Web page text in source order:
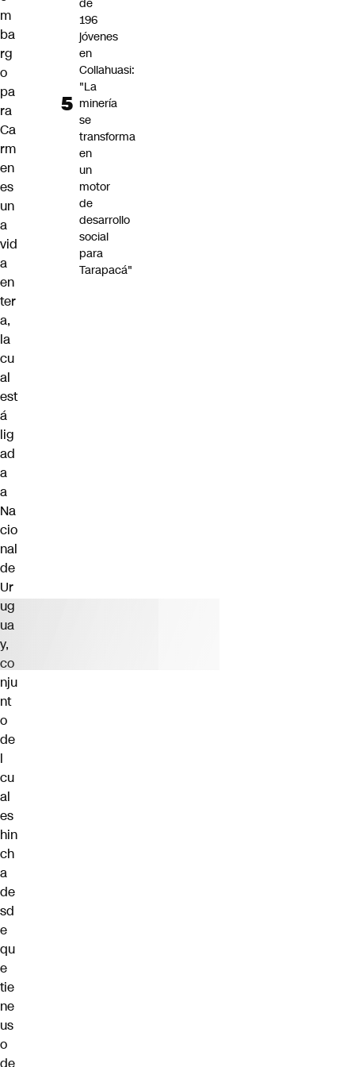
m
ba
rg
o
pa
ra
Ca
rm
en
es
un
a
vid
a
en
ter
a,
la
cu
al
est
á
lig
ad
a
a
Na
cio
nal
de
Ur
ug
ua
y,
co
nju
nt
o
de
l
cu
al
es
hin
ch
a
de
sd
e
qu
e
tie
ne
us
o
de
de
196
jóvenes
en
Collahuasi:
"La
minería
se
transforma
en
un
motor
de
desarrollo
social
para
Tarapacá"